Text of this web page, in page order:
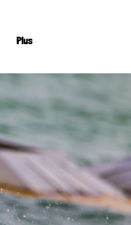
Plus